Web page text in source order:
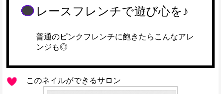
レースフレンチで遊び心を♪
普通のピンクフレンチに飽きたらこんなアレ
ンジも◎
このネイルができるサロン